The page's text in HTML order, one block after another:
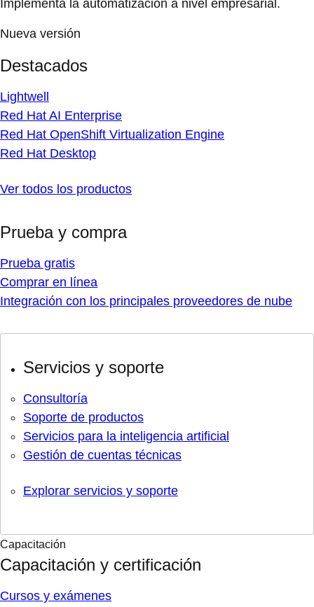
Implementa la automatización a nivel empresarial.
Nueva versión
Destacados
Lightwell
Red Hat AI Enterprise
Red Hat OpenShift Virtualization Engine
Red Hat Desktop
Ver todos los productos
Prueba y compra
Prueba gratis
Comprar en línea
Integración con los principales proveedores de nube
Servicios y soporte
Consultoría
Soporte de productos
Servicios para la inteligencia artificial
Gestión de cuentas técnicas
Explorar servicios y soporte
Capacitación
Capacitación y certificación
Cursos y exámenes